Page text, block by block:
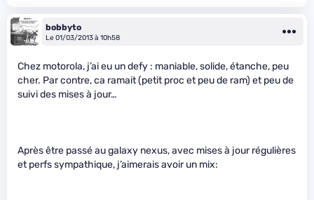
bobbyto
Le 01/03/2013 à 10h58
Chez motorola, j’ai eu un defy : maniable, solide, étanche, peu
cher. Par contre, ca ramait (petit proc et peu de ram) et peu de
suivi des mises à jour…
Après être passé au galaxy nexus, avec mises à jour régulières
et perfs sympathique, j’aimerais avoir un mix: